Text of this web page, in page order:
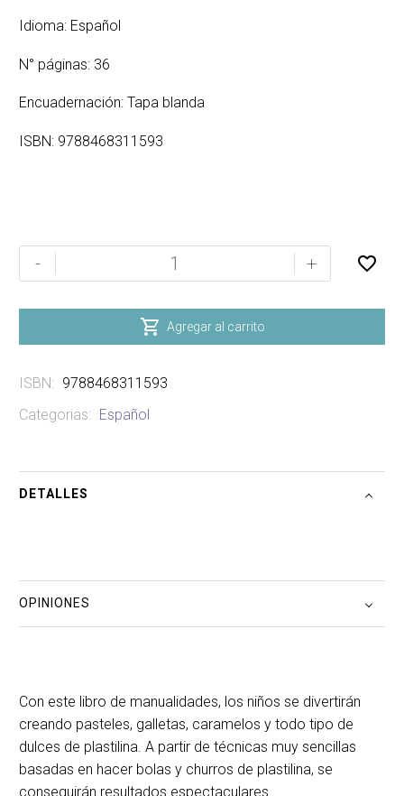
Idioma: Español
N° páginas: 36
Encuadernación: Tapa blanda
ISBN: 9788468311593
-
Modela
dulces
con
cantidad
+
 Agregar al carrito
ISBN: 9788468311593
Categorias: Español
DETALLES
OPINIONES
Con este libro de manualidades, los niños se divertirán
creando pasteles, galletas, caramelos y todo tipo de
dulces de plastilina. A partir de técnicas muy sencillas
basadas en hacer bolas y churros de plastilina, se
conseguirán resultados espectaculares.